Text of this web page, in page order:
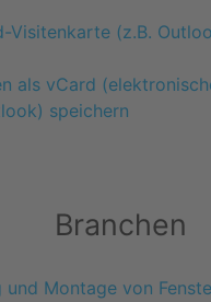
als vCard
speichern
Branchen
und Montage von